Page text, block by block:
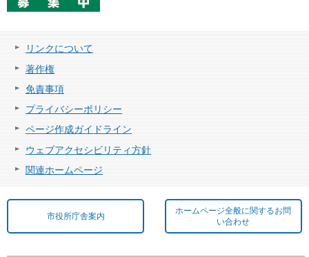
リンクについて
著作権
免責事項
プライバシーポリシー
ページ作成ガイドライン
ウェブアクセシビリティ方針
関連ホームページ
市役所庁舎案内
ホームページ全般に関するお問
い合わせ